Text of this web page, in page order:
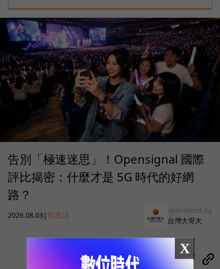
告別「極速迷思」！Opensignal 國際
評比揭密：什麼才是 5G 時代的好網
路？
2026.08.03 | 3C生活
sponsored by
台灣大哥大
X